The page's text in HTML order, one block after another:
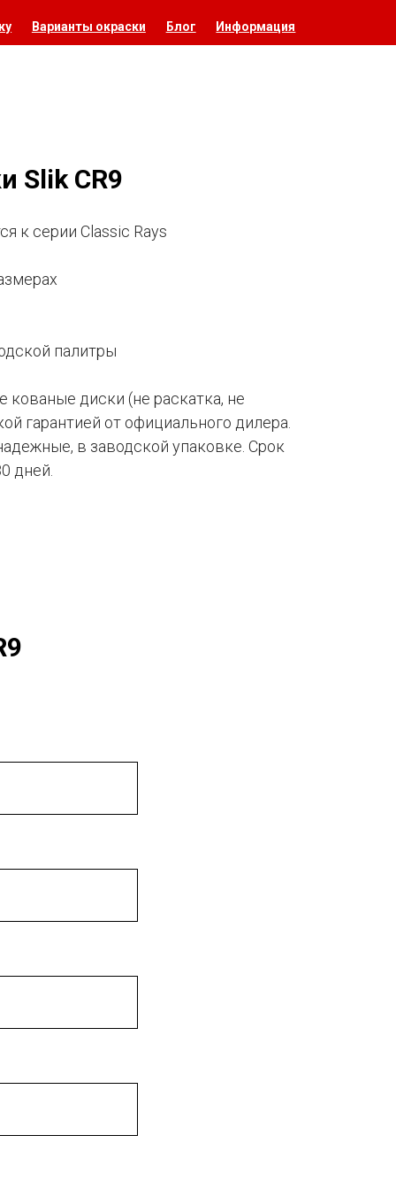
Варианты окраски Блог Информация
Slik CR9
к серии Classic Rays
палитры
диски (не раскатка, не
гарантией от официального дилера.
в заводской упаковке. Срок
дней.